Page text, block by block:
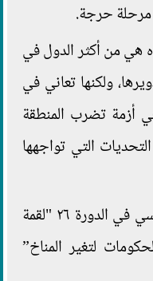
مرحلة حرجة.
هي من أكثر الدول في
ولكنها تعاني في
أزمة تضرب المنطقة
التي تواجهها
وشارك الرئيس عبد الفتاح السيسي في الدورة ٢٦ "لقمة
لتغير المناخ”